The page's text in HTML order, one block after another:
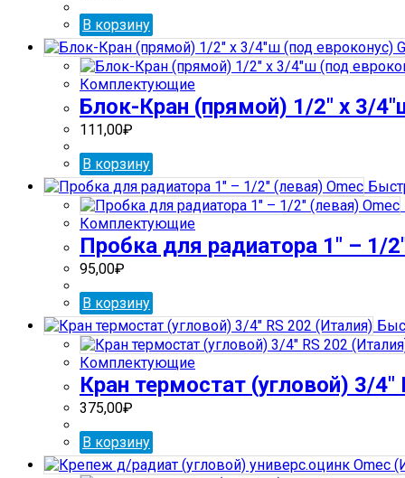
В корзину
Комплектующие
Блок-Кран (прямой) 1/2″ x 3/
111,00₽
В корзину
Комплектующие
Пробка для радиатора 1″ – 1/
95,00₽
В корзину
Комплектующие
Кран термостат (угловой) 3/
375,00₽
В корзину